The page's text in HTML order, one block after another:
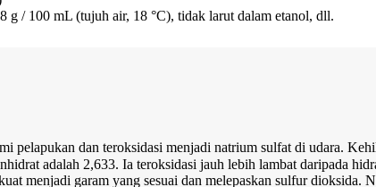
g / 100 mL (tujuh air, 18 °C), tidak larut dalam etanol, dll.
pelapukan dan teroksidasi menjadi natrium sulfat di udara.
adalah 2,633. Ia teroksidasi jauh lebih lambat daripada
menjadi garam yang sesuai dan melepaskan sulfur